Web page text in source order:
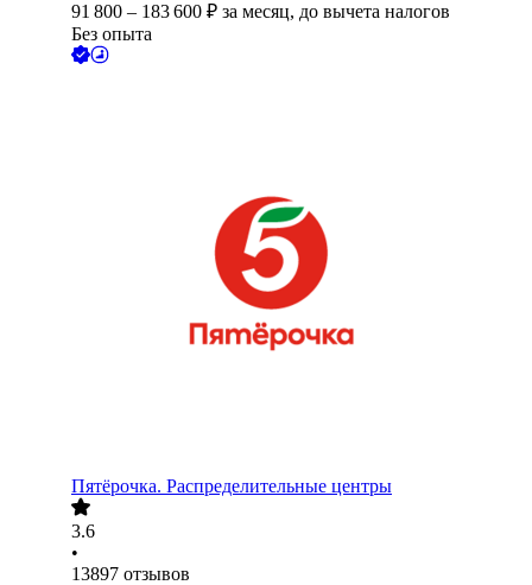
91 800 – 183 600 ₽ за месяц, до вычета налогов
Без опыта
Пятёрочка. Распределительные центры
3.6
•
13897 отзывов